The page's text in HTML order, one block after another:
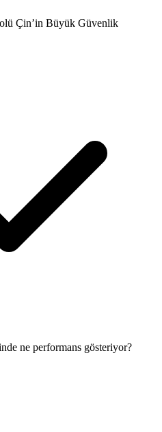
Çin’in Büyük Güvenlik
ne performans gösteriyor?